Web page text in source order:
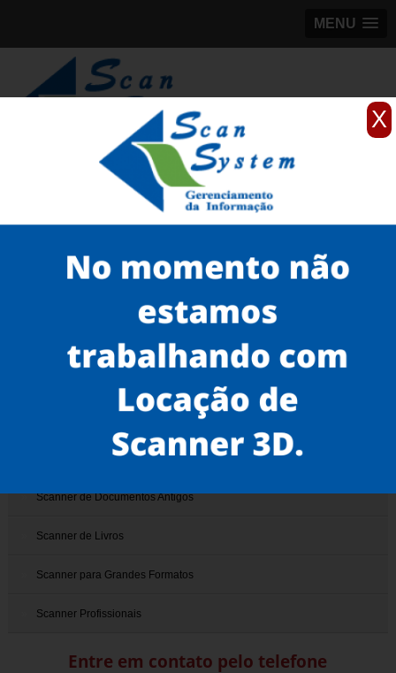
X
MENU
98184-5245
scanner de documentos antigos
scanner para teses
scanner de documentos para empresa preço Socorro
Serviços
Scanner de Documentos
Scanner de Documentos Antigos
Scanner de Livros
Scanner para Grandes Formatos
Scanner Profissionais
Entre em contato pelo telefone